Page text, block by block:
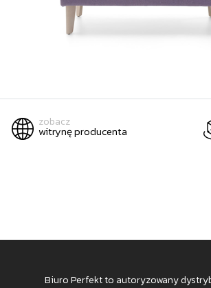
zobacz
witrynę producenta
Biuro Perfekt to autoryzowany